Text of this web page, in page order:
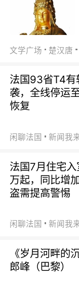
文学广场 楚汉唐
法国93省T4有
袭，全线停运
恢复
闲聊法国 新闻我
法国7月住宅
万起，同比增
盗需提高警惕
闲聊法国 新闻我
《岁月河畔的
郎峰（巴黎）